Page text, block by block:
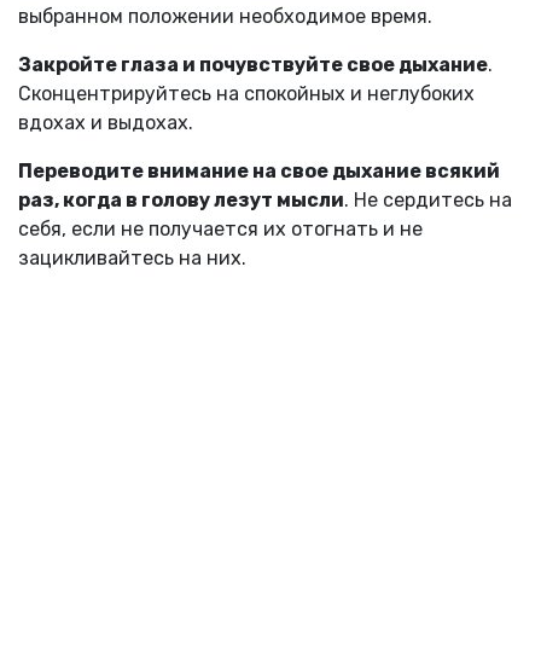
выбранном положении необходимое время.
Закройте глаза и почувствуйте свое дыхание.
Сконцентрируйтесь на спокойных и неглубоких
вдохах и выдохах.
Переводите внимание на свое дыхание всякий
раз, когда в голову лезут мысли. Не сердитесь на
себя, если не получается их отогнать и не
зацикливайтесь на них.